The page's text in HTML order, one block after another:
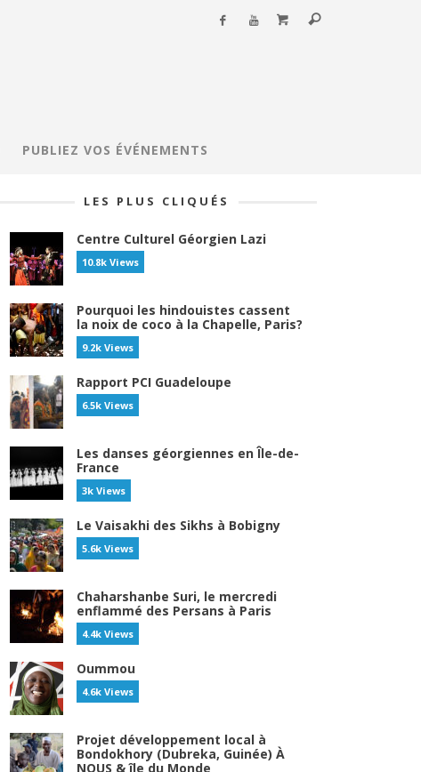
PUBLIEZ VOS ÉVÉNEMENTS
LES PLUS CLIQUÉS
Centre Culturel Géorgien Lazi
10.8k Views
Pourquoi les hindouistes cassent
la noix de coco à la Chapelle, Paris?
9.2k Views
Rapport PCI Guadeloupe
6.5k Views
Les danses géorgiennes en Île-de-
France
3k Views
Le Vaisakhi des Sikhs à Bobigny
5.6k Views
Chaharshanbe Suri, le mercredi
enflammé des Persans à Paris
4.4k Views
Oummou
4.6k Views
Projet développement local à
Bondokhory (Dubreka, Guinée) À
NOUS & île du Monde